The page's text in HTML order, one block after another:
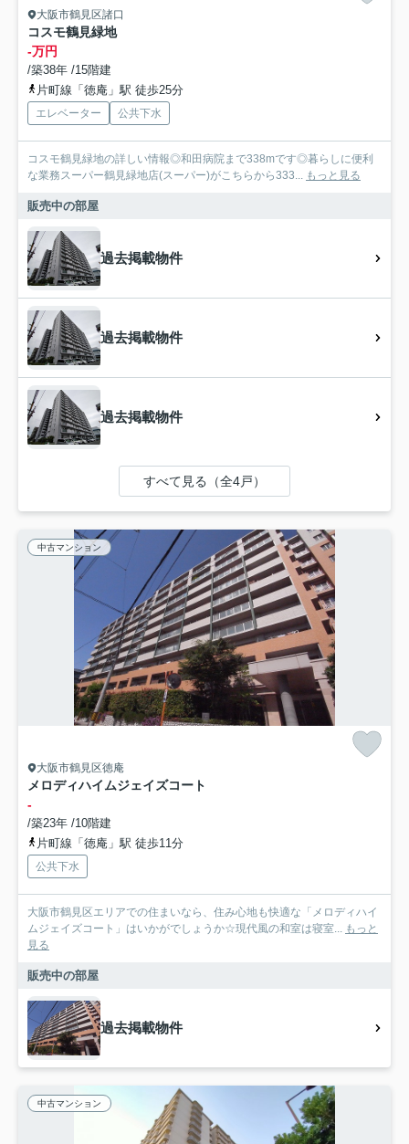
大阪市鶴見区諸口
コスモ鶴見緑地
-万円
/築38年 /15階建
片町線「徳庵」駅 徒歩25分
エレベーター 公共下水
コスモ鶴見緑地の詳しい情報◎和田病院まで338mです◎暮らしに便利
な業務スーパー鶴見緑地店(スーパー)がこちらから333... もっと見る
販売中の部屋
過去掲載物件
過去掲載物件
過去掲載物件
すべて見る（全4戸）
中古マンション
大阪市鶴見区徳庵
メロディハイムジェイズコート
-
/築23年 /10階建
片町線「徳庵」駅 徒歩11分
公共下水
大阪市鶴見区エリアでの住まいなら、住み心地も快適な「メロディハイ
ムジェイズコート」はいかがでしょうか☆現代風の和室は寝室... もっと
見る
販売中の部屋
過去掲載物件
中古マンション